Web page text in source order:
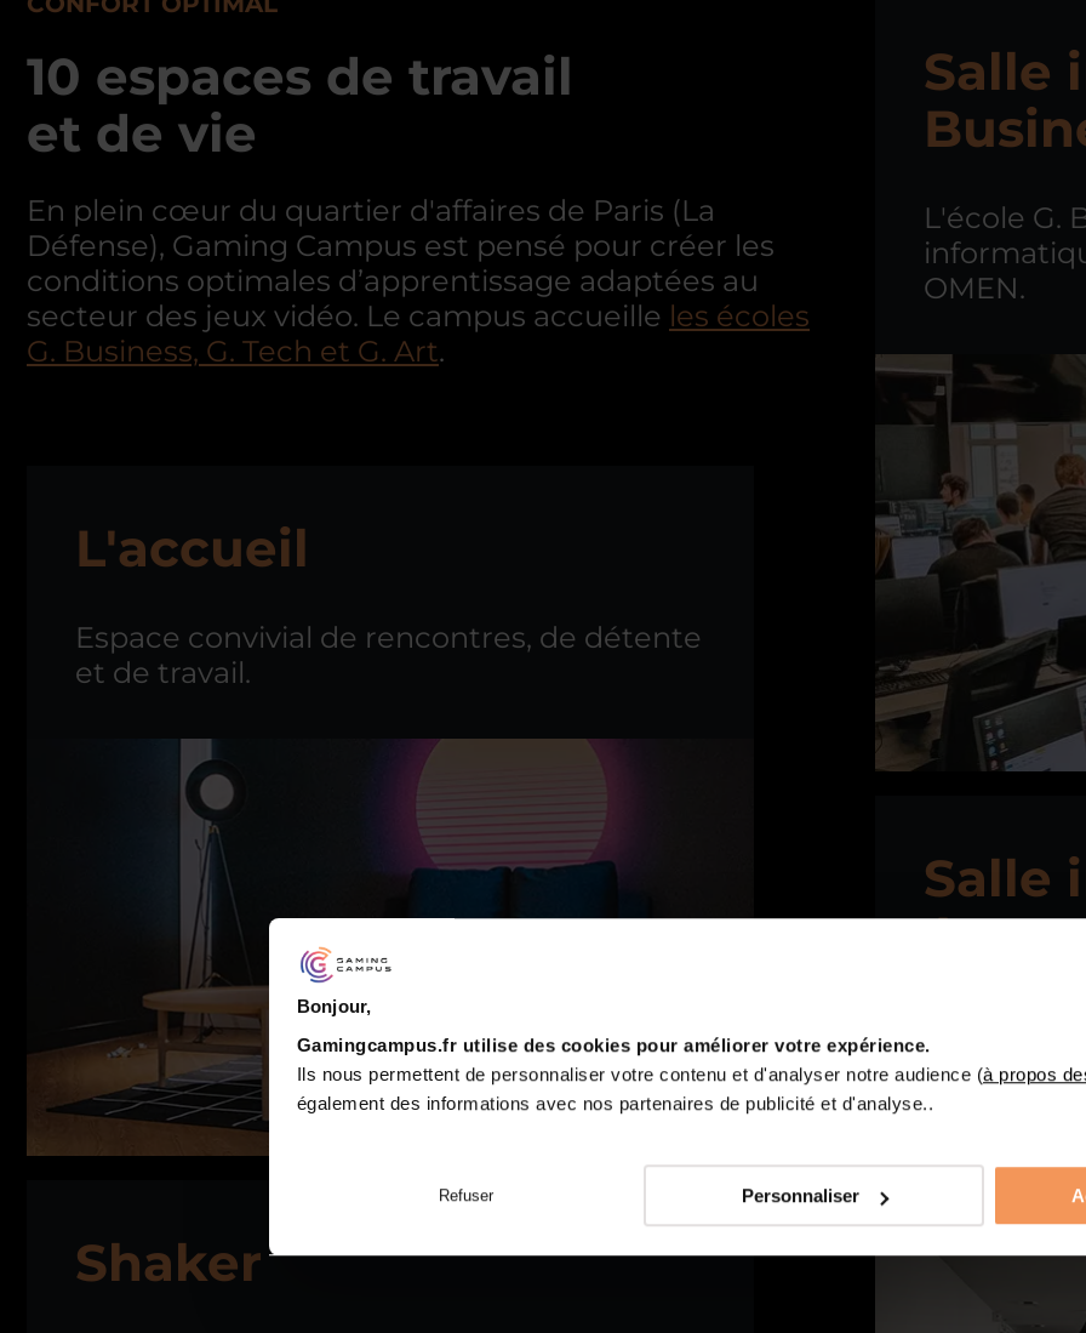
Bonjour,
Gamingcampus.fr utilise des cookies pour améliorer votre expérience.
Ils nous permettent de personnaliser votre contenu et d'analyser notre audience (à propos
également des informations avec nos partenaires de publicité et d'analyse..
Refuser Personnaliser
10 espaces de travail
et de vie
En plein cœur du quartier d'affaires de Paris (La
Défense), Gaming Campus est pensé pour créer les
conditions optimales d’apprentissage adaptées au
secteur des jeux vidéo. Le campus accueille les écoles
G. Business, G. Tech et G. Art.
L'accueil
Espace convivial de rencontres, de détente
et de travail.
Shaker
Salle
L'école G.
OMEN.
Salle
Art
prendre